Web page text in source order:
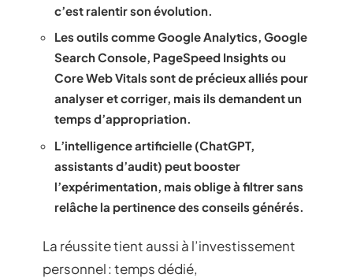
c’est ralentir son évolution.
Les outils commeGoogle Analytics, Google
Search Console, PageSpeed Insights ou
Core Web Vitals sont de précieux alliés pour
analyser et corriger, mais ils demandent un
temps d’appropriation.
L’intelligence artificielle (ChatGPT,
assistants d’audit) peut booster
l’expérimentation, mais oblige à filtrer sans
relâche la pertinence des conseils générés.
La réussite tient aussi à l’investissement
personnel : temps dédié,